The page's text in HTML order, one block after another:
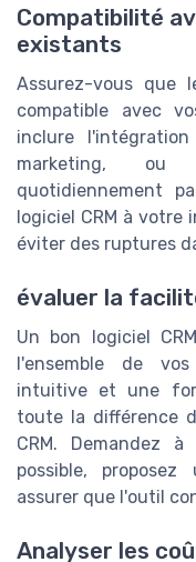
Compatibilité
existants
Assurez-vous que
compatible avec
inclure
marketing, ou
quotidiennement
logiciel CRM à
éviter des ruptures
évaluer la
Un bon logiciel
l'ensemble de
intuitive et une
toute la différence
CRM. Demandez
possible,
assurer que l'outil
Analyser les